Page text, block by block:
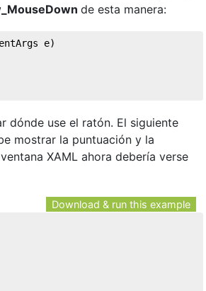
de esta manera:
e)
dónde use el ratón. El siguiente
mostrar la puntuación y la
XAML ahora debería verse
Download & run this example